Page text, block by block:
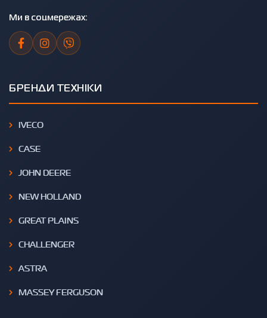
Ми в соцмережах:
БРЕНДИ ТЕХНІКИ
IVECO
CASE
JOHN DEERE
NEW HOLLAND
GREAT PLAINS
CHALLENGER
ASTRA
MASSEY FERGUSON